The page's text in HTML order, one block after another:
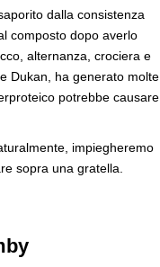
dalla consistenza
composto dopo averlo
alternanza, crociera e
Dukan, ha generato molte
potrebbe causare
impiegheremo
sopra una gratella.